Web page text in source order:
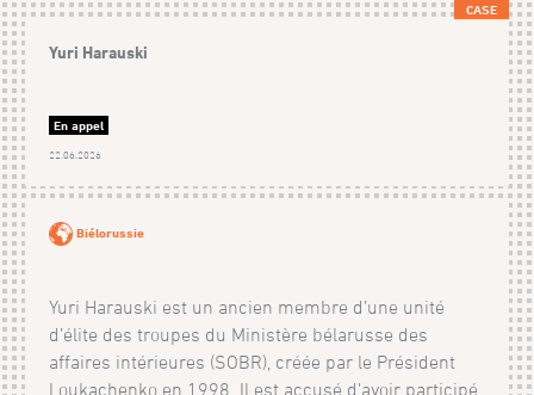
CASE
Yuri Harauski
En appel
22.06.2026
Biélorussie
Yuri Harauski est un ancien membre d’une unité
d’élite des troupes du Ministère bélarusse des
affaires intérieures (SOBR), créée par le Président
Loukachenko en 1998. Il est accusé d’avoir participé